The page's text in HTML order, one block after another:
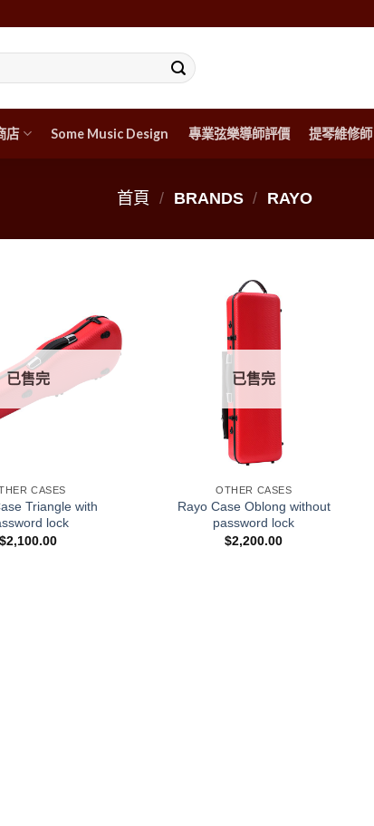
店 Some Music Design 專業弦樂導師評價 提琴維修師
首頁 / BRANDS / RAYO
已售完
CASES
Triangle with
lock
$2,100.00
已售完
OTHER CASES
Rayo Case Oblong without
password lock
$2,200.00